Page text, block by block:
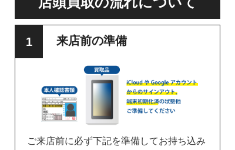
来店前の準備
ご来店前に必ず下記を準備してお持ち込み